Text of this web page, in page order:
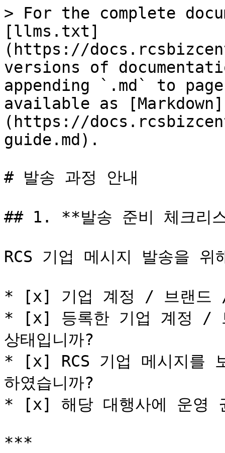
> For the complete
[llms.txt]
(https://
versions of
appending `.md` to
available as [Markdown]
(https://
guide.md).
# 발송 과정 안내
## 1. **발송 준비 체크리
RCS 기업 메시지 발송을
* [x] 기업 계정 / 브랜드 /
* [x] 등록한 기업 계정 /
상태입니까?
* [x] RCS 기업 메시지를
하였습니까?
* [x] 해당 대행사에 운영
***